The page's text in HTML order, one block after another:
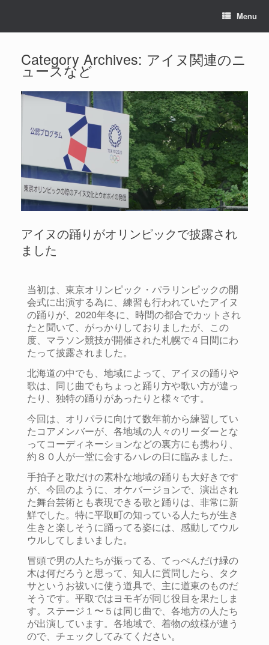
Menu
Category Archives: アイヌ関連のニ
ュースなど
アイヌの踊りがオリンピックで披露され
ました
当初は、東京オリンピック・パラリンピックの開
会式に出演する為に、練習も行われていたアイヌ
の踊りが、2020年冬に、時間の都合でカットされ
たと聞いて、がっかりしておりましたが、この
度、マラソン競技が開催された札幌で４日間にわ
たって披露されました。
北海道の中でも、地域によって、アイヌの踊りや
歌は、同じ曲でもちょっと踊り方や歌い方が違っ
たり、独特の踊りがあったりと様々です。
今回は、オリパラに向けて数年前から練習してい
たコアメンバーが、各地域の人々のリーダーとな
ってコーディネーションなどの裏方にも携わり、
約８０人が一堂に会するハレの日に臨みました。
手拍子と歌だけの素朴な地域の踊りも大好きです
が、今回のように、オケバージョンで、演出され
た舞台芸術とも表現できる歌と踊りは、非常に新
鮮でした。特に平取町の知っている人たちが生き
生きと楽しそうに踊ってる姿には、感動してウル
ウルしてしまいました。
冒頭で男の人たちが振ってる、てっぺんだけ緑の
木は何だろうと思って、知人に質問したら、タク
サというお祓いに使う道具で、主に道東のものだ
そうです。平取ではヨモギが同じ役目を果たしま
す。ステージ１〜５は同じ曲で、各地方の人たち
が出演しています。 各地域で、着物の紋様が違う
ので、チェックしてみてください。